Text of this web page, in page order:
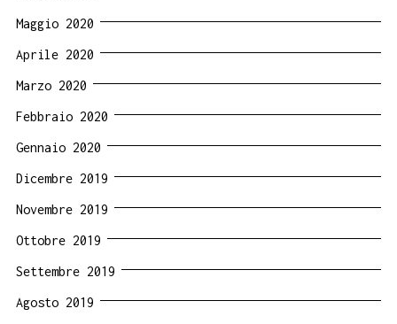
Maggio 2020
Aprile 2020
Marzo 2020
Febbraio 2020
Gennaio 2020
Dicembre 2019
Novembre 2019
Ottobre 2019
Settembre 2019
Agosto 2019